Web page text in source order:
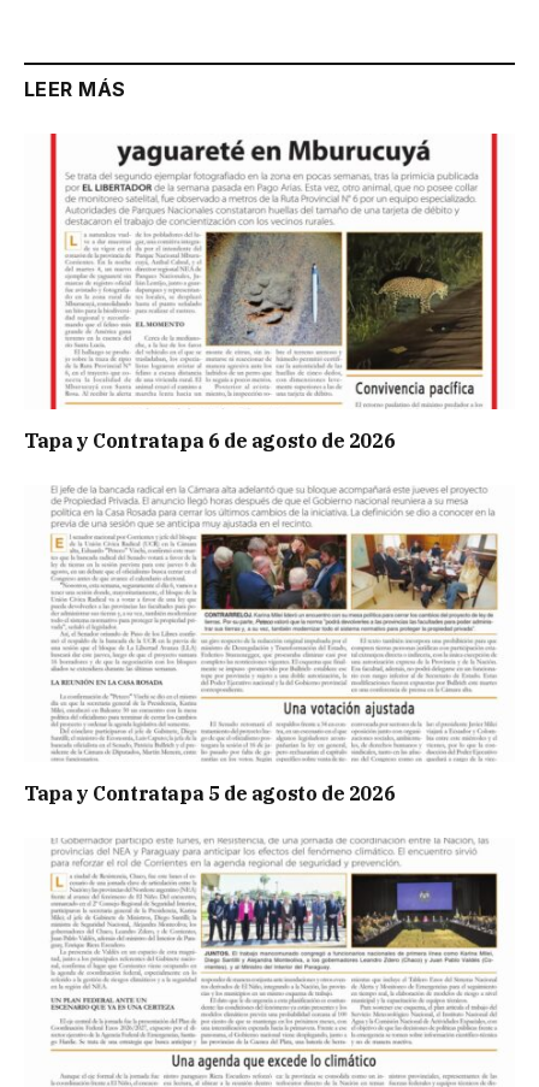
LEER MÁS
Tapa y Contratapa 6 de agosto de 2026
Tapa y Contratapa 5 de agosto de 2026